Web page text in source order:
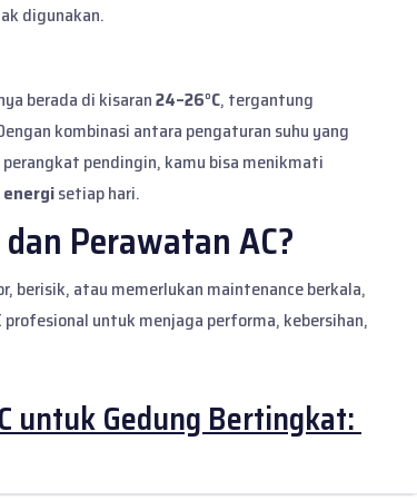
digunakan.
berada di kisaran24–26°C, tergantung
kombinasi antara pengaturan suhu yang
pendingin, kamu bisa menikmati
energisetiap hari.
Perawatan AC?
berisik, atau memerlukan maintenance berkala,
profesional untuk menjaga performa, kebersihan,
untuk Gedung Bertingkat: